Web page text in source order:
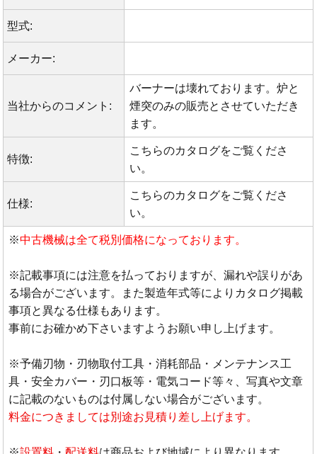
型式:
メーカー:
当社からのコメント:
バーナーは壊れております。炉と
煙突のみの販売とさせていただき
ます。
特徴:
こちらのカタログをご覧くださ
い。
仕様:
こちらのカタログをご覧くださ
い。
※中古機械は全て税別価格になっております。
※記載事項には注意を払っておりますが、漏れや誤りがあ
る場合がございます。また製造年式等によりカタログ掲載
事項と異なる仕様もあります。
事前にお確かめ下さいますようお願い申し上げます。
※予備刃物・刃物取付工具・消耗部品・メンテナンス工
具・安全カバー・刃口板等・電気コード等々、写真や文章
に記載のないものは付属しない場合がございます。
料金につきましては別途お見積り差し上げます。